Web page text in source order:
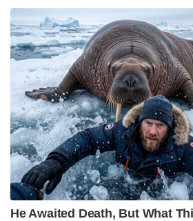
He Awaited Death, But What